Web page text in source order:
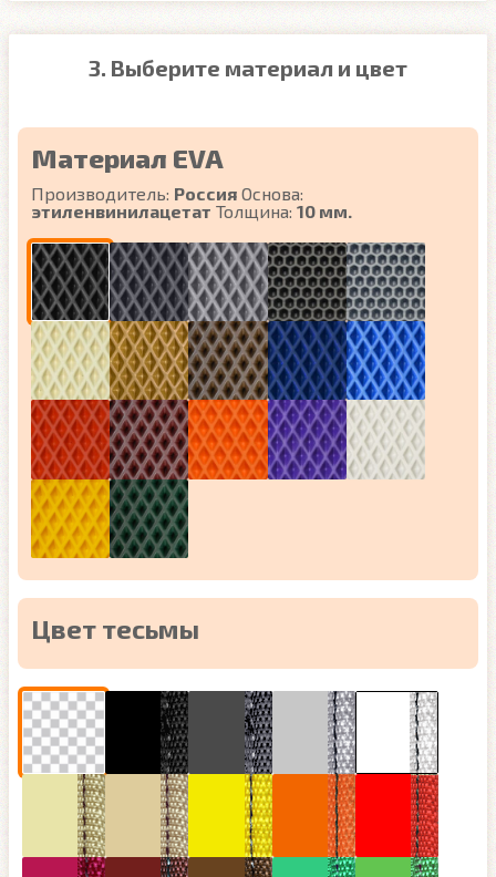
3. Выберите материал и цвет
Материал EVA
Производитель: Россия Основа:
этиленвинилацетат Толщина: 10 мм.
Цвет тесьмы